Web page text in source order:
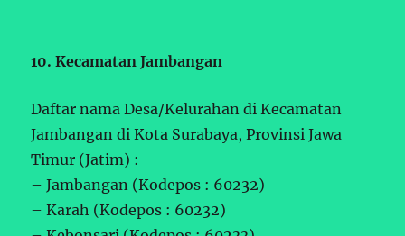
10. Kecamatan Jambangan
Daftar nama Desa/Kelurahan di Kecamatan
Jambangan di Kota Surabaya, Provinsi Jawa
Timur (Jatim) :
– Jambangan (Kodepos : 60232)
– Karah (Kodepos : 60232)